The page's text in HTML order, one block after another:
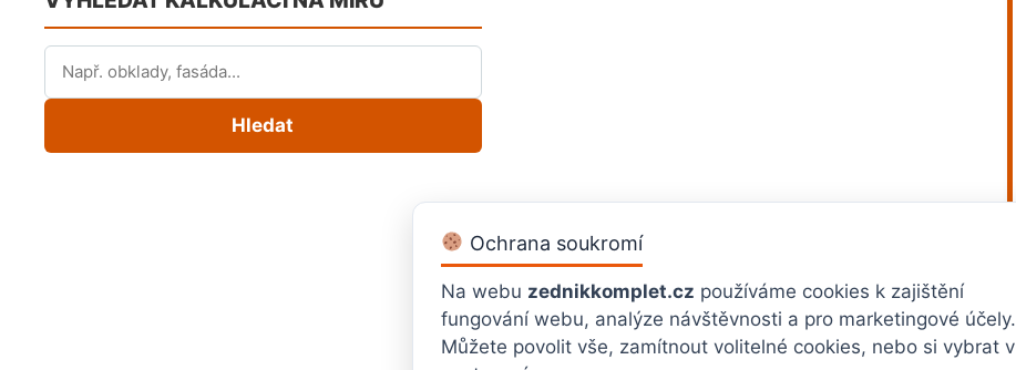
Hledat
Ochrana soukromí
Na webu zednikkomplet.cz používáme cookies k zajištění
fungování webu, analýze návštěvnosti a pro marketingové účely.
Můžete povolit vše, zamítnout volitelné cookies, nebo si vybrat v